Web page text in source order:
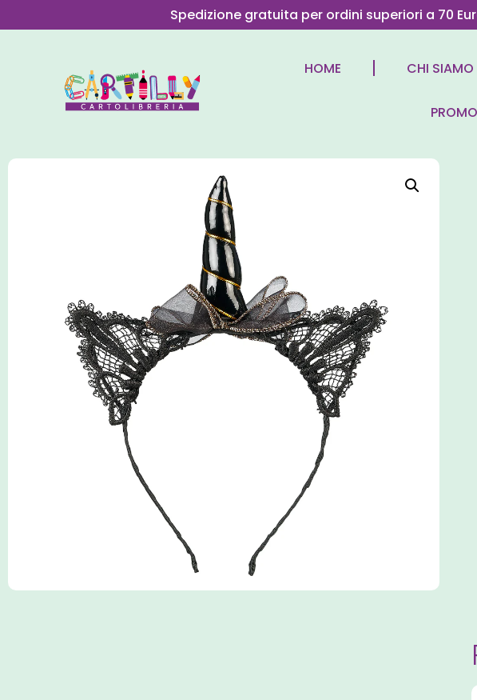
Spedizione gratuita per ordini superiori a 70 Euro -
HOME CHI SIAMO
PROMO